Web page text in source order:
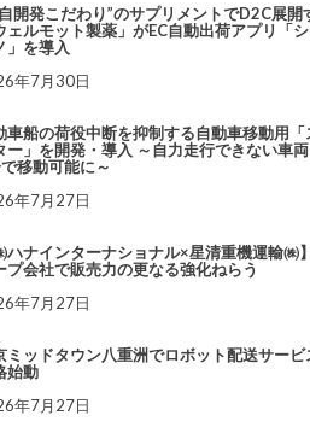
開発こだわり”のサプリメントでD2C展開
ェルモット製薬」がEC自動出荷アプリ「
」を導入
年7月30日
車船の荷役中断を抑制する自動車移動用「
ー」を開発・導入 ～自力走行できない車
移動可能に～
年7月27日
ハナインターナショナル×星清重機運輸㈱
プ会社で販売力の更なる強化ねらう
年7月27日
ミッドタウン八重洲でロボット配送サービ
始動
年7月27日